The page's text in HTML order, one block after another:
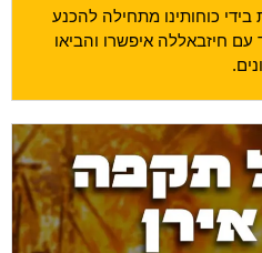
כוחותינו מתחילה להכנע
חיזבאללה איפשרו והביאו